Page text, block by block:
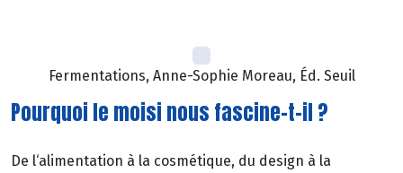
Fermentations, Anne-Sophie Moreau, Éd. Seuil
Pourquoi le moisi nous fascine-t-il ?
De l‘alimentation à la cosmétique, du design à la